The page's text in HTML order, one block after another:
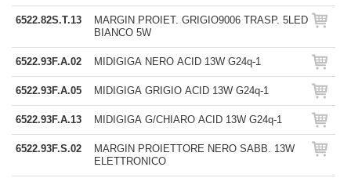
6522.82S.T.13
MARGIN PROIET. GRIGIO9006 TRASP. 5LED
BIANCO 5W
6522.93F.A.02 MIDIGIGA NERO ACID 13W G24q-1
6522.93F.A.05 MIDIGIGA GRIGIO ACID 13W G24q-1
6522.93F.A.13 MIDIGIGA G/CHIARO ACID 13W G24q-1
6522.93F.S.02
MARGIN PROIETTORE NERO SABB. 13W
ELETTRONICO